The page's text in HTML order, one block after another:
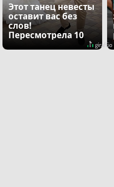
Этот танец невесты
оставит вас без
слов!
Пересмотрела 10